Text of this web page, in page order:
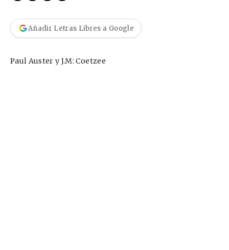
Añadir Letras Libres a Google
Paul Auster y J.M: Coetzee